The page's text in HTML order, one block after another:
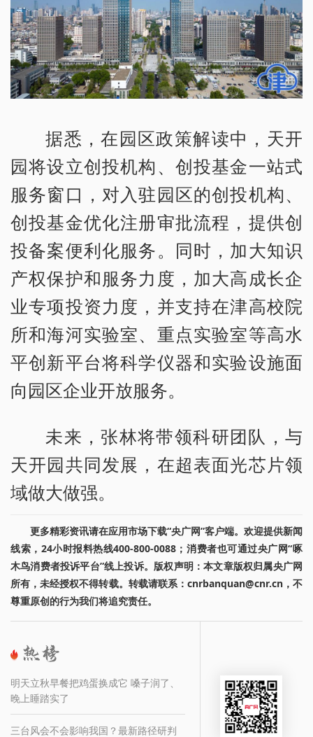
据悉，在园区政策解读中，天开
园将设立创投机构、创投基金一站式
服务窗口，对入驻园区的创投机构、
创投基金优化注册审批流程，提供创
投备案便利化服务。同时，加大知识
产权保护和服务力度，加大高成长企
业专项投资力度，并支持在津高校院
所和海河实验室、重点实验室等高水
平创新平台将科学仪器和实验设施面
向园区企业开放服务。
未来，张林将带领科研团队，与
天开园共同发展，在超表面光芯片领
域做大做强。
更多精彩资讯请在应用市场下载“央广网”客户端。欢迎提供新闻
线索，24小时报料热线400-800-0088；消费者也可通过央广网“啄
木鸟消费者投诉平台”线上投诉。版权声明：本文章版权归属央广网
所有，未经授权不得转载。转载请联系：cnrbanquan@cnr.cn，不
尊重原创的行为我们将追究责任。
明天立秋早餐把鸡蛋换成它 嗓子润了、
晚上睡踏实了
三台风会不会影响我国？最新路径研判